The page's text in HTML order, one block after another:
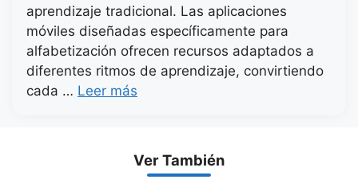
aprendizaje tradicional. Las aplicaciones
móviles diseñadas específicamente para
alfabetización ofrecen recursos adaptados a
diferentes ritmos de aprendizaje, convirtiendo
cada … Leer más
Ver También